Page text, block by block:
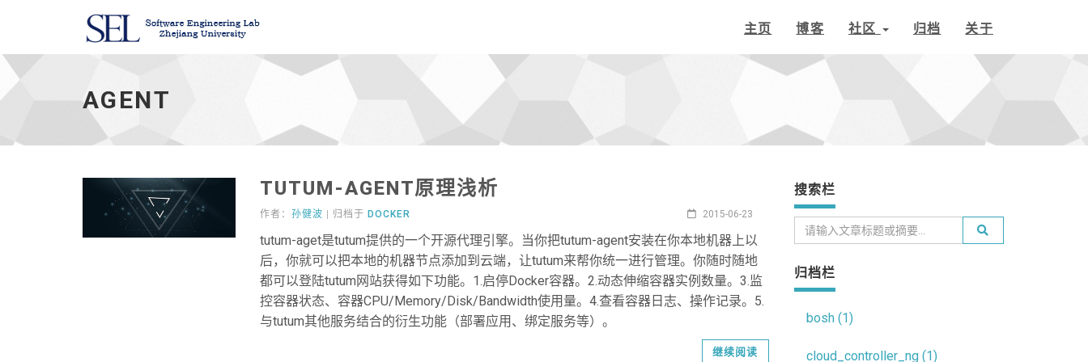
agent
主页 博客 社区 归档 关于
AGENT
TUTUM-AGENT原理浅析
作者：孙健波 | 归档于 DOCKER 2015-06-23
tutum-aget是tutum提供的一个开源代理引擎。当你把tutum-agent安装在你本地机器上以
后，你就可以把本地的机器节点添加到云端，让tutum来帮你统一进行管理。你随时随地
都可以登陆tutum网站获得如下功能。1.启停Docker容器。2.动态伸缩容器实例数量。3.监
控容器状态、容器CPU/Memory/Disk/Bandwidth使用量。4.查看容器日志、操作记录。5.
与tutum其他服务结合的衍生功能（部署应用、绑定服务等）。
继续阅读
搜索栏
归档栏
bosh (1)
cloud_controller_ng (1)